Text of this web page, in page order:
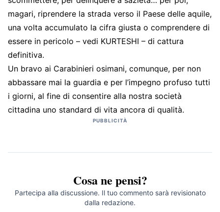
magari, riprendere la strada verso il Paese delle aquile,
una volta accumulato la cifra giusta o comprendere di
essere in pericolo – vedi KURTESHI – di cattura
definitiva.
Un bravo ai Carabinieri osimani, comunque, per non
abbassare mai la guardia e per l’impegno profuso tutti
i giorni, al fine di consentire alla nostra società
cittadina uno standard di vita ancora di qualità.
PUBBLICITÀ
Cosa ne pensi?
Partecipa alla discussione. Il tuo commento sarà revisionato
dalla redazione.